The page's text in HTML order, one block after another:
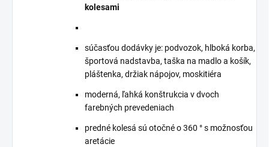
kolesami
súčasťou dodávky je: podvozok, hlboká korba,
športová nadstavba, taška na madlo a košík,
pláštenka, držiak nápojov, moskitiéra
moderná, ľahká konštrukcia v dvoch
farebných prevedeniach
predné kolesá sú otočné o 360 ° s možnosťou
aretácie